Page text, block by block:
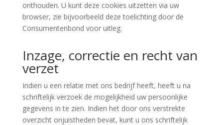
onthouden. U kunt deze cookies uitzetten via uw
browser, zie bijvoorbeeld deze toelichting door de
Consumentenbond voor uitleg.
Inzage, correctie en recht van
verzet
Indien u een relatie met ons bedrijf heeft, heeft u na
schriftelijk verzoek de mogelijkheid uw persoonlijke
gegevens in te zien. Indien het door ons verstrekte
overzicht onjuistheden bevat, kunt u ons schriftelijk